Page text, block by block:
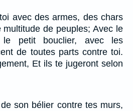
avec des armes, des chars
de peuples; Avec le
petit bouclier, avec les
de toutes parts contre toi.
Et ils te jugeront selon
son bélier contre tes murs,